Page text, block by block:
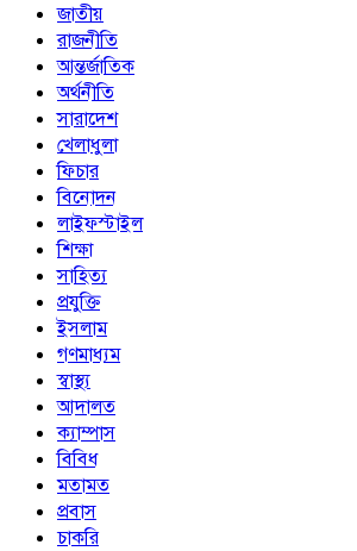
জাতীয়
রাজনীতি
আন্তর্জাতিক
অর্থনীতি
সারাদেশ
খেলাধুলা
ফিচার
বিনোদন
লাইফস্টাইল
শিক্ষা
সাহিত্য
প্রযুক্তি
ইসলাম
গণমাধ্যম
স্বাস্থ্য
আদালত
ক্যাম্পাস
বিবিধ
মতামত
প্রবাস
চাকরি